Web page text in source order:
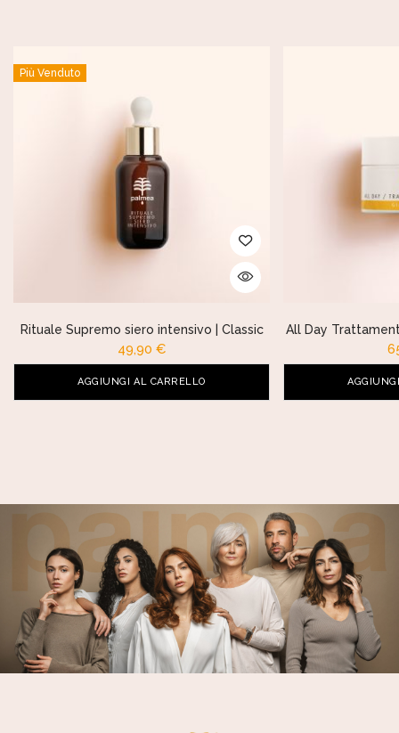
Più Venduto
Rituale Supremo siero intensivo | Classic
49,90 €
AGGIUNGI AL CARRELLO
All Day